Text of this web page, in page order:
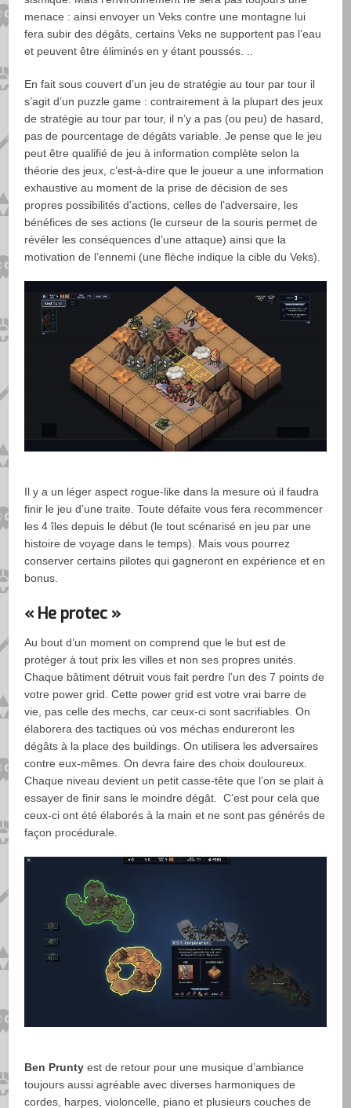
menace : ainsi envoyer un Veks contre une montagne lui
fera subir des dégâts, certains Veks ne supportent pas l’eau
et peuvent être éliminés en y étant poussés. ..
En fait sous couvert d’un jeu de stratégie au tour par tour il
s’agit d’un puzzle game : contrairement à la plupart des jeux
de stratégie au tour par tour, il n’y a pas (ou peu) de hasard,
pas de pourcentage de dégâts variable. Je pense que le jeu
peut être qualifié de jeu à information complète selon la
théorie des jeux, c’est-à-dire que le joueur a une information
exhaustive au moment de la prise de décision de ses
propres possibilités d’actions, celles de l’adversaire, les
bénéfices de ses actions (le curseur de la souris permet de
révéler les conséquences d’une attaque) ainsi que la
motivation de l’ennemi (une flèche indique la cible du Veks).
Il y a un léger aspect rogue-like dans la mesure où il faudra
finir le jeu d’une traite. Toute défaite vous fera recommencer
les 4 îles depuis le début (le tout scénarisé en jeu par une
histoire de voyage dans le temps). Mais vous pourrez
conserver certains pilotes qui gagneront en expérience et en
bonus.
« He protec »
Au bout d’un moment on comprend que le but est de
protéger à tout prix les villes et non ses propres unités.
Chaque bâtiment détruit vous fait perdre l’un des 7 points de
votre power grid. Cette power grid est votre vrai barre de
vie, pas celle des mechs, car ceux-ci sont sacrifiables. On
élaborera des tactiques où vos méchas endureront les
dégâts à la place des buildings. On utilisera les adversaires
contre eux-mêmes. On devra faire des choix douloureux.
Chaque niveau devient un petit casse-tête que l’on se plait à
essayer de finir sans le moindre dégât. C’est pour cela que
ceux-ci ont été élaborés à la main et ne sont pas générés de
façon procédurale.
Ben Prunty est de retour pour une musique d’ambiance
toujours aussi agréable avec diverses harmoniques de
cordes, harpes, violoncelle, piano et plusieurs couches de